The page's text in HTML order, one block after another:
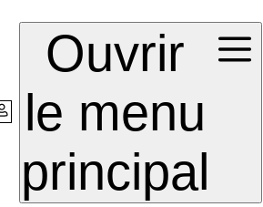
Connexion
Ouvrir
le menu
principal